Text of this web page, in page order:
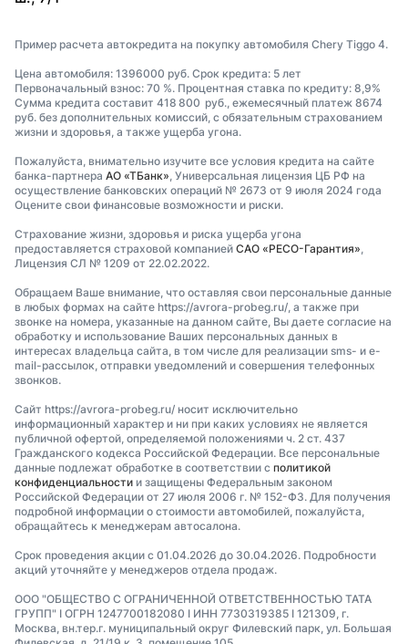
Пример расчета автокредита на покупку автомобиля Chery Tiggo 4.
Цена автомобиля: 1396000 руб. Срок кредита: 5 лет
Первоначальный взнос: 70 %. Процентная ставка по кредиту: 8,9%
Сумма кредита составит 418 800 руб., ежемесячный платеж 8674
руб. без дополнительных комиссий, с обязательным страхованием
жизни и здоровья, а также ущерба угона.
Пожалуйста, внимательно изучите все условия кредита на сайте
банка-партнера АО «ТБанк», Универсальная лицензия ЦБ РФ на
осуществление банковских операций № 2673 от 9 июля 2024 года
Оцените свои финансовые возможности и риски.
Страхование жизни, здоровья и риска ущерба угона
предоставляется страховой компанией САО «РЕСО-Гарантия»,
Лицензия СЛ № 1209 от 22.02.2022.
Обращаем Ваше внимание, что оставляя свои персональные данные
в любых формах на сайте https://avrora-probeg.ru/, а также при
звонке на номера, указанные на данном сайте, Вы даете согласие на
обработку и использование Ваших персональных данных в
интересах владельца сайта, в том числе для реализации sms- и e-
mail-рассылок, отправки уведомлений и совершения телефонных
звонков.
Сайт https://avrora-probeg.ru/ носит исключительно
информационный характер и ни при каких условиях не является
публичной офертой, определяемой положениями ч. 2 ст. 437
Гражданского кодекса Российской Федерации. Все персональные
данные подлежат обработке в соответствии с политикой
конфиденциальности и защищены Федеральным законом
Российской Федерации от 27 июля 2006 г. № 152-ФЗ. Для получения
подробной информации о стоимости автомобилей, пожалуйста,
обращайтесь к менеджерам автосалона.
Срок проведения акции с 01.04.2026 до 30.04.2026. Подробности
акций уточняйте у менеджеров отдела продаж.
ООО "ОБЩЕСТВО С ОГРАНИЧЕННОЙ ОТВЕТСТВЕННОСТЬЮ ТАТА
ГРУПП" I ОГРН 1247700182080 I ИНН 7730319385 I 121309, г.
Москва, вн.тер.г. муниципальный округ Филевский парк, ул. Большая